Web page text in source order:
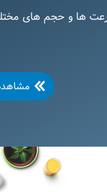
ها و حجم های